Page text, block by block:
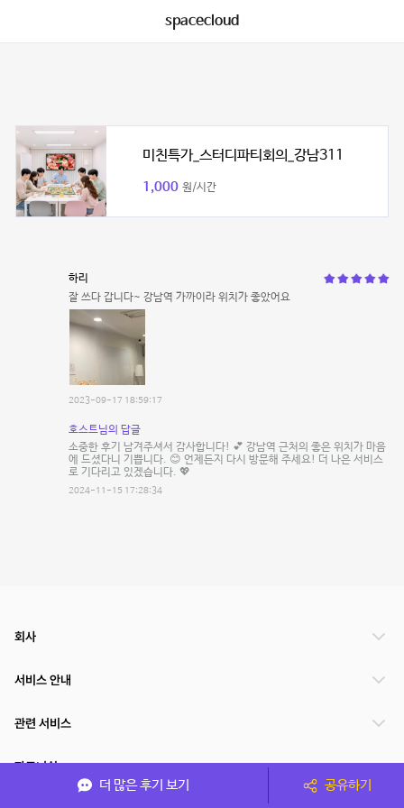
spacecloud
미친특가_스터디파티회의_강남311
1,000 원/시간
하리
잘 쓰다 갑니다~ 강남역 가까이라 위치가 좋았어요
2023-09-17 18:59:17
호스트님의 답글
소중한 후기 남겨주셔서 감사합니다! 💕 강남역 근처의 좋은 위치가 마음
에 드셨다니 기쁩니다. 😊 언제든지 다시 방문해 주세요! 더 나은 서비스
로 기다리고 있겠습니다. 💖
2024-11-15 17:28:34
더 많은 후기 보기 공유하기
회사
서비스 안내
관련 서비스
파트너쉽